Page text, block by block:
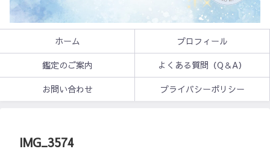
ホーム
プロフィール
鑑定のご案内
よくある質問（Q＆A）
お問い合わせ
プライバシーポリシー
IMG_3574